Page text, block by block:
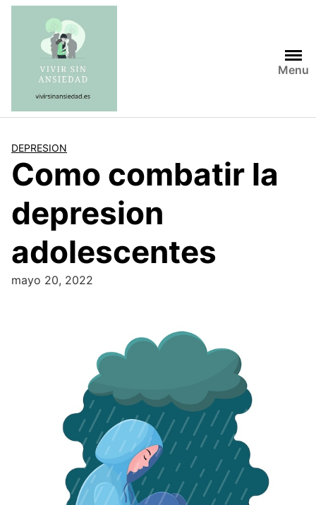
Saltar
contenido
Menu
DEPRESION
Como combatir la
depresion
adolescentes
mayo 20, 2022